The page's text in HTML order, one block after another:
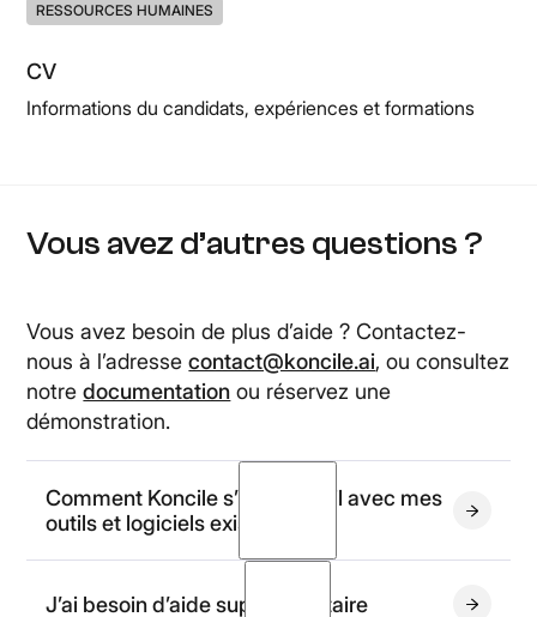
RESSOURCES HUMAINES
CV
Informations du candidats, expériences et formations
Vous avez d’autres questions ?
Vous avez besoin de plus d’aide ? Contactez-
nous à l’adressecontact@koncile.ai, ou consultez
notredocumentation ou réservez une
démonstration.
Comment Koncile s’intègre-t-il avec mes
outils et logiciels existants ?
J’ai besoin d’aide supplémentaire